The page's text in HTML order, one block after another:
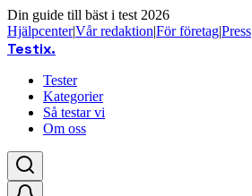
Din guide till bäst i test 2026
Hjälpcenter|Vår redaktion|För företag|Press
Testix.
Tester
Kategorier
Så testar vi
Om oss